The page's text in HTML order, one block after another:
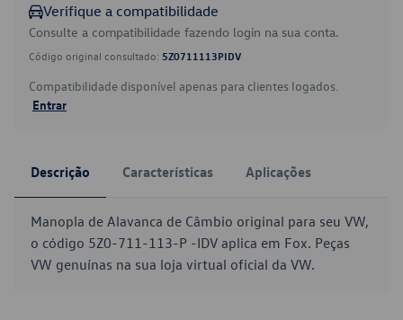
Verifique a compatibilidade
Consulte a compatibilidade fazendo login na sua conta.
Código original consultado: 5Z0711113PIDV
Compatibilidade disponível apenas para clientes logados.
Entrar
Descrição Características Aplicações
Manopla de Alavanca de Câmbio original para seu VW,
o código 5Z0-711-113-P -IDV aplica em Fox. Peças
VW genuínas na sua loja virtual oficial da VW.